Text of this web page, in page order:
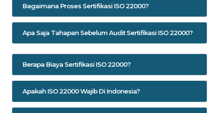
Bagaimana Proses Sertifikasi ISO 22000?
Apa Saja Tahapan Sebelum Audit Sertifikasi ISO 22000?
Berapa Biaya Sertifikasi ISO 22000?
Apakah ISO 22000 Wajib Di Indonesia?